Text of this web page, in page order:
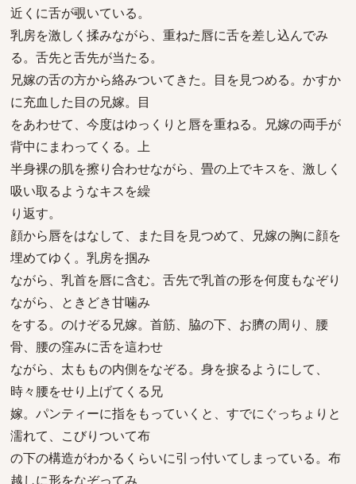
近くに舌が覗いている。
乳房を激しく揉みながら、重ねた唇に舌を差し込んでみ
る。舌先と舌先が当たる。
兄嫁の舌の方から絡みついてきた。目を見つめる。かすか
に充血した目の兄嫁。目
をあわせて、今度はゆっくりと唇を重ねる。兄嫁の両手が
背中にまわってくる。上
半身裸の肌を擦り合わせながら、畳の上でキスを、激しく
吸い取るようなキスを繰
り返す。
顔から唇をはなして、また目を見つめて、兄嫁の胸に顔を
埋めてゆく。乳房を掴み
ながら、乳首を唇に含む。舌先で乳首の形を何度もなぞり
ながら、ときどき甘噛み
をする。のけぞる兄嫁。首筋、脇の下、お臍の周り、腰
骨、腰の窪みに舌を這わせ
ながら、太ももの内側をなぞる。身を捩るようにして、
時々腰をせり上げてくる兄
嫁。パンティーに指をもっていくと、すでにぐっちょりと
濡れて、こびりついて布
の下の構造がわかるくらいに引っ付いてしまっている。布
越しに形をなぞってみ